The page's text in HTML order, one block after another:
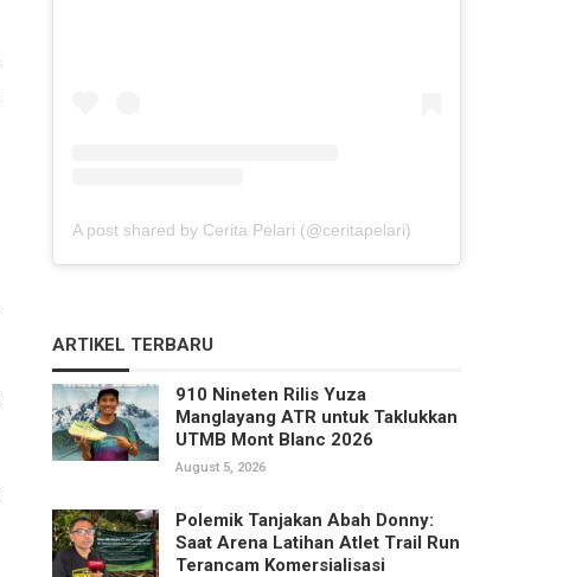
A post shared by Cerita Pelari (@ceritapelari)
ARTIKEL TERBARU
910 Nineten Rilis Yuza
Manglayang ATR untuk Taklukkan
UTMB Mont Blanc 2026
August 5, 2026
Polemik Tanjakan Abah Donny:
Saat Arena Latihan Atlet Trail Run
Terancam Komersialisasi